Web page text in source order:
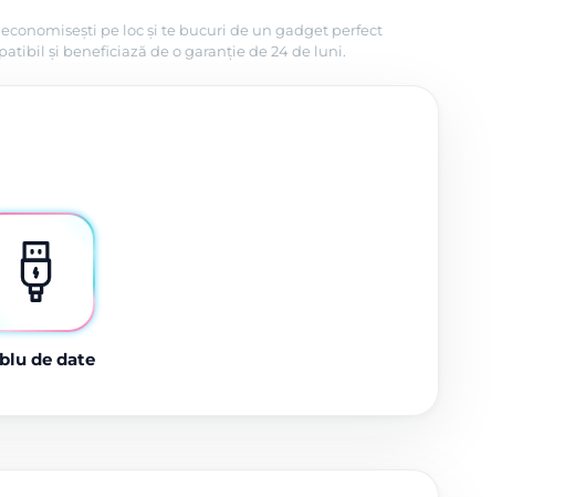
pe loc și te bucuri de un gadget perfect
și beneficiază de o garanție de 24 de luni.
de date